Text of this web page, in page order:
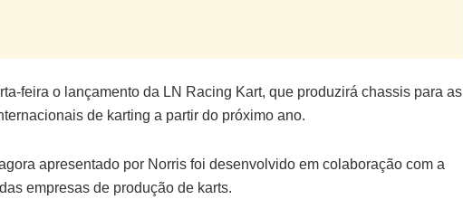
feira o lançamento da LN Racing Kart, que produzirá chassis para as
de karting a partir do próximo ano.
apresentado por Norris foi desenvolvido em colaboração com a
empresas de produção de karts.